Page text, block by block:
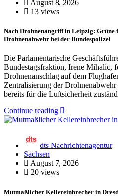
August 8, 2026
13 views
Nach Drohnenangriff in Leipzig:
Drohnenabwehr bei der Bundespolizei
Die Parlamentarische
Bundestagsfraktion, Irene Mihalic,
Drohnenanschlag auf dem
Zentralisierung der
bereits für die Luftsicherheit
Continue reading
dts Nachrichtenagentur
Sachsen
August 7, 2026
20 views
Mutmaßlicher Kellereinbrecher in